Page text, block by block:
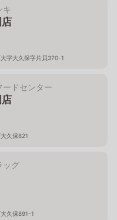
キ
字大久保字片貝370-1
ードセンター
久保821
ッグ
久保891-1